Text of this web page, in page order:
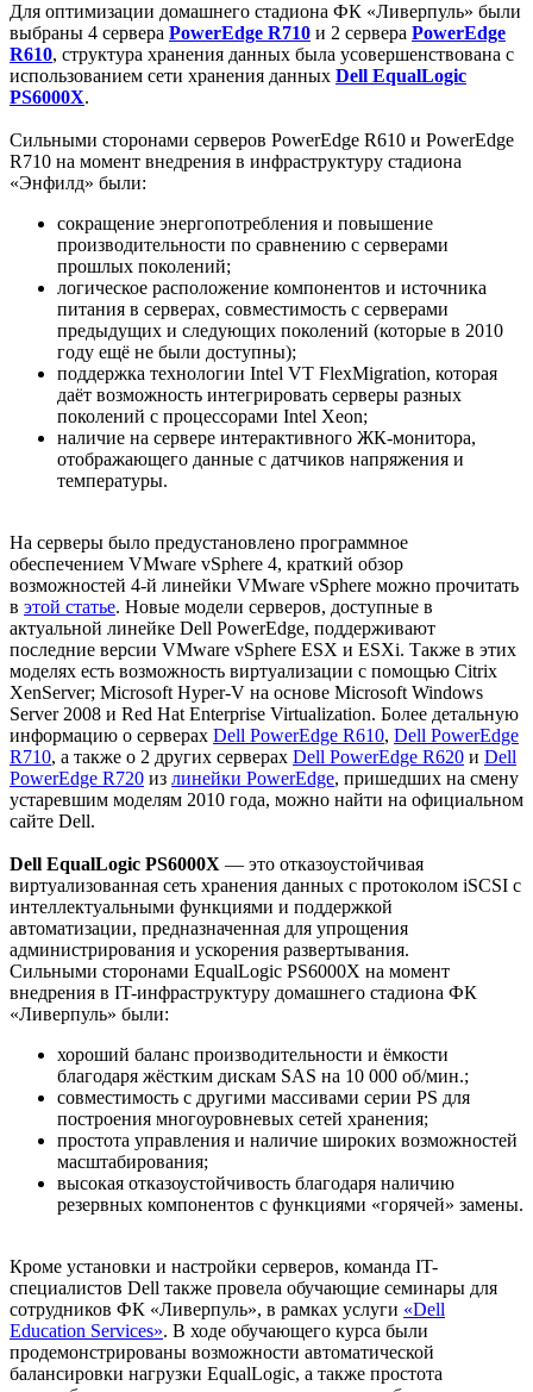
Для оптимизации домашнего стадиона ФК «Ливерпуль» были
выбраны 4 сервера PowerEdge R710 и 2 сервера PowerEdge
R610, структура хранения данных была усовершенствована с
использованием сети хранения данных Dell EqualLogic
PS6000X.
Сильными сторонами серверов PowerEdge R610 и PowerEdge
R710 на момент внедрения в инфраструктуру стадиона
«Энфилд» были:
сокращение энергопотребления и повышение
производительности по сравнению с серверами
прошлых поколений;
логическое расположение компонентов и источника
питания в серверах, совместимость с серверами
предыдущих и следующих поколений (которые в 2010
году ещё не были доступны);
поддержка технологии Intel VT FlexMigration, которая
даёт возможность интегрировать серверы разных
поколений с процессорами Intel Xeon;
наличие на сервере интерактивного ЖК-монитора,
отображающего данные с датчиков напряжения и
температуры.
На серверы было предустановлено программное
обеспечением VMware vSphere 4, краткий обзор
возможностей 4-й линейки VMware vSphere можно прочитать
в этой статье. Новые модели серверов, доступные в
актуальной линейке Dell PowerEdge, поддерживают
последние версии VMware vSphere ESX и ESXi. Также в этих
моделях есть возможность виртуализации с помощью Citrix
XenServer; Microsoft Hyper-V на основе Microsoft Windows
Server 2008 и Red Hat Enterprise Virtualization. Более детальную
информацию о серверах Dell PowerEdge R610, Dell PowerEdge
R710, а также о 2 других серверах Dell PowerEdge R620 и Dell
PowerEdge R720 из линейки PowerEdge, пришедших на смену
устаревшим моделям 2010 года, можно найти на официальном
сайте Dell.
Dell EqualLogic PS6000X — это отказоустойчивая
виртуализованная сеть хранения данных с протоколом iSCSI с
интеллектуальными функциями и поддержкой
автоматизации, предназначенная для упрощения
администрирования и ускорения развертывания.
Сильными сторонами EqualLogic PS6000X на момент
внедрения в IT-инфраструктуру домашнего стадиона ФК
«Ливерпуль» были:
хороший баланс производительности и ёмкости
благодаря жёстким дискам SAS на 10 000 об/мин.;
совместимость с другими массивами серии PS для
построения многоуровневых сетей хранения;
простота управления и наличие широких возможностей
масштабирования;
высокая отказоустойчивость благодаря наличию
резервных компонентов с функциями «горячей» замены.
Кроме установки и настройки серверов, команда IT-
специалистов Dell также провела обучающие семинары для
сотрудников ФК «Ливерпуль», в рамках услуги «Dell
Education Services». В ходе обучающего курса были
продемонстрированы возможности автоматической
балансировки нагрузки EqualLogic, а также простота